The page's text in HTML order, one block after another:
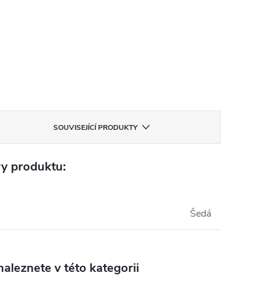
SOUVISEJÍCÍ PRODUKTY
produktu:
Šedá
v této kategorii